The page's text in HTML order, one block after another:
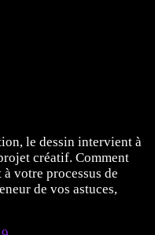
le dessin intervient à
créatif. Comment
votre processus de
de vos astuces,